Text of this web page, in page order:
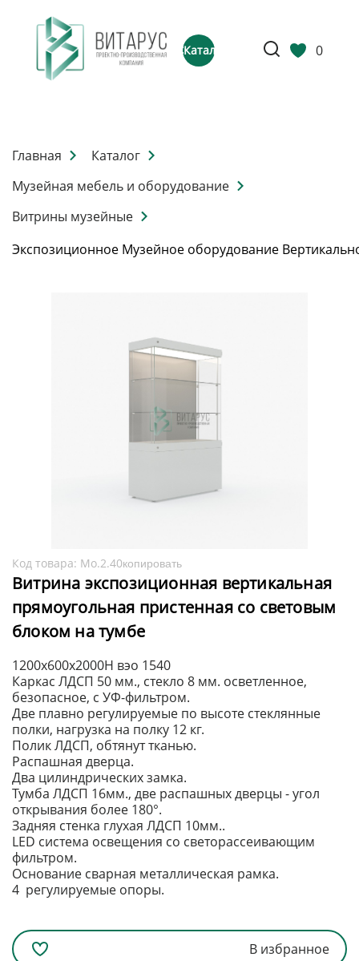
Каталог 0
Главная
Каталог
Музейная мебель и оборудование
Витрины музейные
Экспозиционное Музейное оборудование
Код товара: Мо.2.40копировать
Витрина экспозиционная вертикальная
прямоугольная пристенная со световым
блоком на тумбе
Каркас ЛДСП 50 мм., стекло 8 мм. осветленное,
безопасное, с УФ-фильтром.
Две плавно регулируемые по высоте стеклянные
полки, нагрузка на полку 12 кг.
Полик ЛДСП, обтянут тканью.
Распашная дверца.
Два цилиндрических замка.
Тумба ЛДСП 16мм., две распашных дверцы - угол
открывания более 180°.
Задняя стенка глухая ЛДСП 10мм..
LED система освещения со светорассеивающим
фильтром.
Основание сварная металлическая рамка.
4 регулируемые опоры.
1200х600х2000H вэо 1540
В избранное